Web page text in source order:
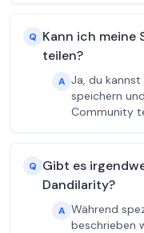
Q Kann ich meine
teilen?
A Ja, du
speichern
Community
Q Gibt es
Dandilarity?
A Während
beschrieben